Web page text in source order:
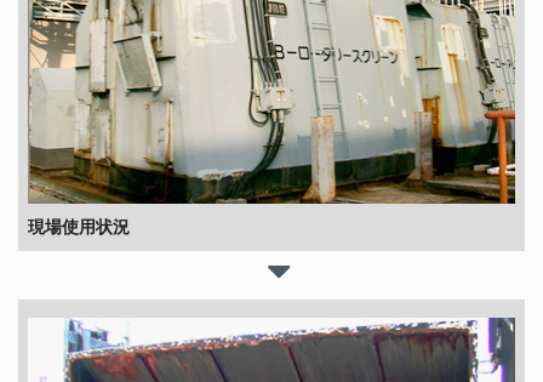
現場使用状況